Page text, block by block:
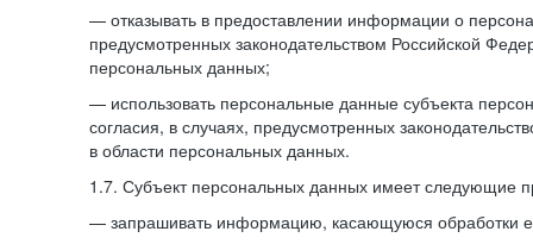
— отказывать в предоставлении информации о
предусмотренных законодательством Российской
персональных данных;
— использовать персональные данные субъекта
согласия, в случаях, предусмотренных
в области персональных данных.
1.7. Субъект персональных данных имеет следующие
— запрашивать информацию, касающуюся обработки